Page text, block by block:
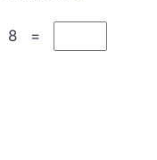
8 =